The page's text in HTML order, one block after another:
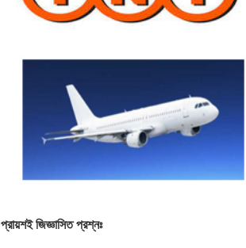
প্রায়শই জিজ্ঞাসিত প্রশ্নঃ